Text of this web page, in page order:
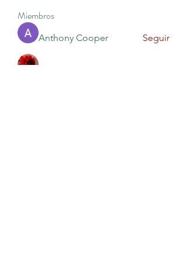
Miembros
Anthony Cooper Seguir